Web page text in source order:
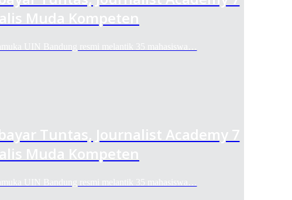
Muda Kompeten
UIN Bandung resmi melantik 35 mahasiswa…
Tuntas, Journalist Academy 7
Muda Kompeten
UIN Bandung resmi melantik 35 mahasiswa…